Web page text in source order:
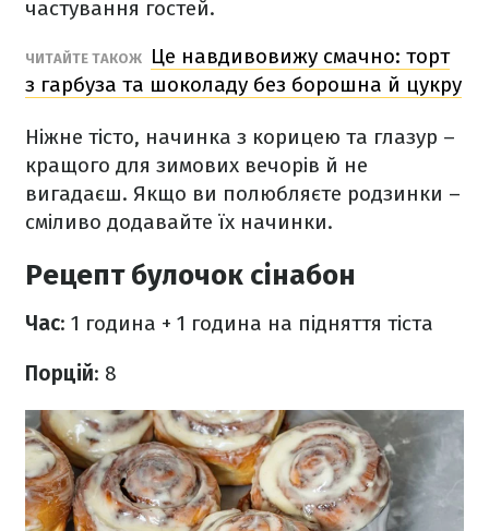
частування гостей.
ЧИТАЙТЕ ТАКОЖ
Це навдивовижу смачно: торт
з гарбуза та шоколаду без борошна й цукру
Ніжне тісто, начинка з корицею та глазур –
кращого для зимових вечорів й не
вигадаєш. Якщо ви полюбляєте родзинки –
сміливо додавайте їх начинки.
Рецепт булочок сінабон
Час: 1 година + 1 година на підняття тіста
Порцій: 8